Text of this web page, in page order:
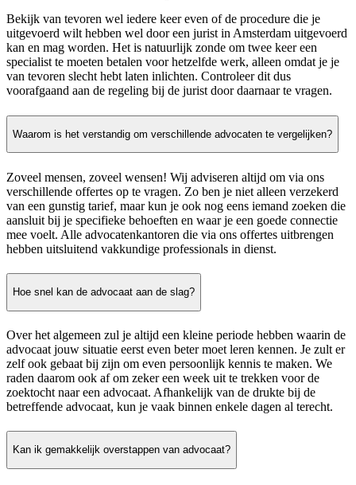
Bekijk van tevoren wel iedere keer even of de procedure die je
uitgevoerd wilt hebben wel door een jurist in Amsterdam uitgevoerd
kan en mag worden. Het is natuurlijk zonde om twee keer een
specialist te moeten betalen voor hetzelfde werk, alleen omdat je je
van tevoren slecht hebt laten inlichten. Controleer dit dus
voorafgaand aan de regeling bij de jurist door daarnaar te vragen.
Waarom is het verstandig om verschillende advocaten te vergelijken?
Zoveel mensen, zoveel wensen! Wij adviseren altijd om via ons
verschillende offertes op te vragen. Zo ben je niet alleen verzekerd
van een gunstig tarief, maar kun je ook nog eens iemand zoeken die
aansluit bij je specifieke behoeften en waar je een goede connectie
mee voelt. Alle advocatenkantoren die via ons offertes uitbrengen
hebben uitsluitend vakkundige professionals in dienst.
Hoe snel kan de advocaat aan de slag?
Over het algemeen zul je altijd een kleine periode hebben waarin de
advocaat jouw situatie eerst even beter moet leren kennen. Je zult er
zelf ook gebaat bij zijn om even persoonlijk kennis te maken. We
raden daarom ook af om zeker een week uit te trekken voor de
zoektocht naar een advocaat. Afhankelijk van de drukte bij de
betreffende advocaat, kun je vaak binnen enkele dagen al terecht.
Kan ik gemakkelijk overstappen van advocaat?